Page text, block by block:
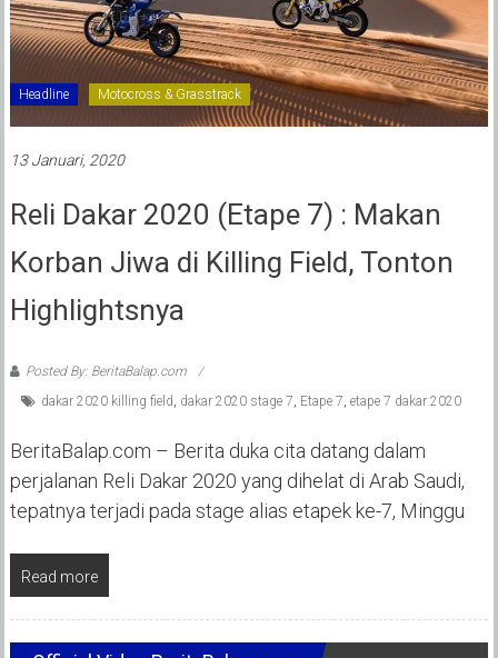
Headline Motocross & Grasstrack
13 Januari, 2020
Reli Dakar 2020 (Etape 7) : Makan
Korban Jiwa di Killing Field, Tonton
Highlightsnya
Posted By: BeritaBalap.com
dakar 2020 killing field, dakar 2020 stage 7, Etape 7, etape 7 dakar 2020
BeritaBalap.com – Berita duka cita datang dalam
perjalanan Reli Dakar 2020 yang dihelat di Arab Saudi,
tepatnya terjadi pada stage alias etapek ke-7, Minggu
Read more